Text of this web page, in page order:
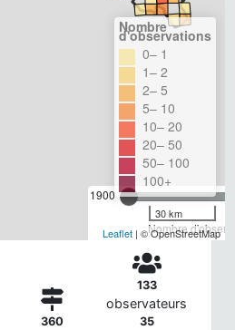
1900
Nombre
Nombre
d'observations
0– 1
1– 2
2– 5
5– 10
10– 20
20– 50
50– 100
100+
30 km
Leaflet | © OpenStreetMap
360
133
observateurs
35